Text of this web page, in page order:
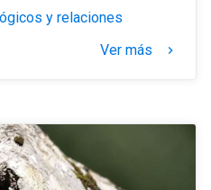
y relaciones
Ver más
keyboard_arrow_right